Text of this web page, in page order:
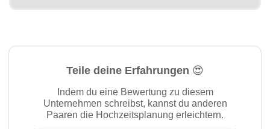
Teile deine Erfahrungen 😍
Indem du eine Bewertung zu diesem
Unternehmen schreibst, kannst du anderen
Paaren die Hochzeitsplanung erleichtern.